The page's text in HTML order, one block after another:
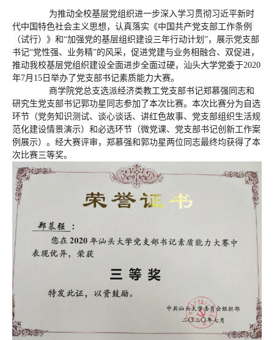
为推动全校基层党组织进一步深入学习贯彻习近平新时
代中国特色社会主义思想，认真落实《中国共产党支部工作条例
（试行）》和“加强党的基层组织建设三年行动计划”，展示党支部
书记“党性强、业务精”的风采，促进党建与业务相融合、双促进，
推动我校基层党组织建设全面进步全面过硬，汕头大学党委于2020
年7月15日举办了党支部书记素质能力大赛。
商学院党总支选派经济类教工党支部书记郑慕强同志和
研究生党支部书记郭功星同志参加了本次比赛。本次比赛分为自选
环节（党务知识测试、谈心谈话、讲红色故事、党支部组织生活规
范化建设情景演示）和必选环节（微党课、党支部书记创新工作案
例展示）。经大赛评审，郑慕强和郭功星两位同志最终均获得了本
次比赛三等奖。